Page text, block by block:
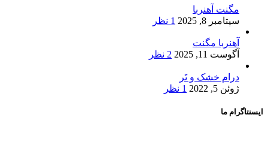
مگنت آهنربا
سپتامبر 8, 2025
1 نظر
آهنربا مگنت
آگوست 11, 2025
2 نظر
درام خشک و تَر
ژوئن 5, 2022
1 نظر
ایسنتاگرام ما